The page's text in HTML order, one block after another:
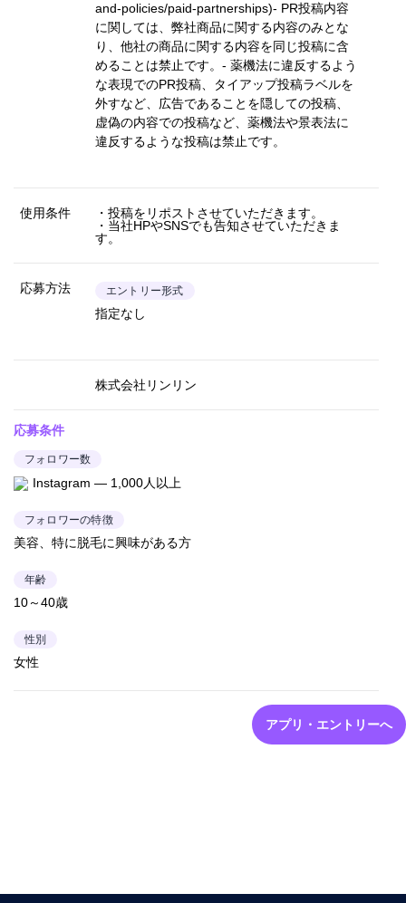
and-policies/paid-partnerships)- PR投稿内容
に関しては、弊社商品に関する内容のみとな
り、他社の商品に関する内容を同じ投稿に含
めることは禁止です。- 薬機法に違反するよう
な表現でのPR投稿、タイアップ投稿ラベルを
外すなど、広告であることを隠しての投稿、
虚偽の内容での投稿など、薬機法や景表法に
違反するような投稿は禁止です。
使用条件
・投稿をリポストさせていただきます。
・当社HPやSNSでも告知させていただきま
す。
応募方法 エントリー形式
指定なし
株式会社リンリン
応募条件
フォロワー数
Instagram — 1,000人以上
フォロワーの特徴
美容、特に脱毛に興味がある方
年齢
10～40歳
性別
女性
アプリ・エントリーへ